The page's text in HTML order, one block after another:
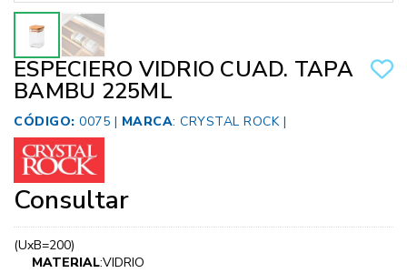
ESPECIERO VIDRIO CUAD. TAPA
BAMBU 225ML
CÓDIGO: 0075 | MARCA: CRYSTAL ROCK|
Consultar
(UxB=200)
MATERIAL:VIDRIO